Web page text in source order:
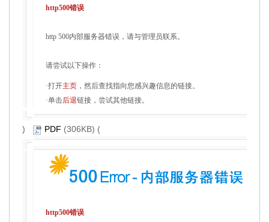
http500错误
http 500内部服务器错误，请与管理员联系。
请尝试以下操作：
·打开主页 ，然后查找指向您感兴趣信息的链接。
·单击后退链接，尝试其他链接。
) PDF (306KB) (
http500错误